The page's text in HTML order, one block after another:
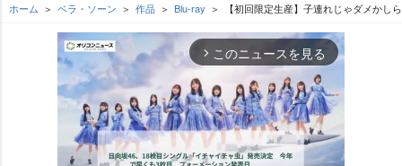
ホーム ベラ・ソーン 作品 Blu-ray 【初回限定生産】子連れじゃダメかし
arrow_forward_ios このニュースを見る